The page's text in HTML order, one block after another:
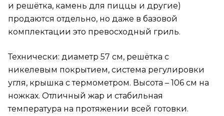
и решётка, камень для пиццы и другие)
продаются отдельно, но даже в базовой
комплектации это превосходный гриль.
Технически: диаметр 57 см, решётка с
никелевым покрытием, система регулировки
угля, крышка с термометром. Высота – 106 см на
ножках. Отличный жар и стабильная
температура на протяжении всей готовки.